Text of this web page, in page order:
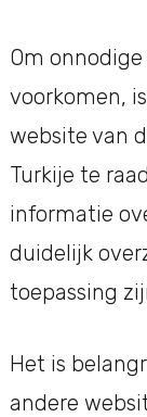
Om
voorkomen,
website van
Turkije te
informatie
duidelijk
toepassing
Het is
andere